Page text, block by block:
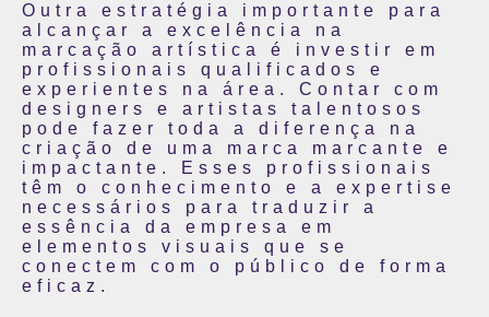
Outra estratégia importante para
alcançar a excelência na
marcação artística é investir em
profissionais qualificados e
experientes na área. Contar com
designers e artistas talentosos
pode fazer toda a diferença na
criação de uma marca marcante e
impactante. Esses profissionais
têm o conhecimento e a expertise
necessários para traduzir a
essência da empresa em
elementos visuais que se
conectem com o público de forma
eficaz.